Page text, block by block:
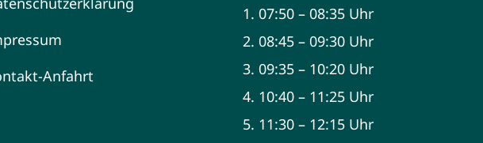
Anfahrt
1. 07:50 – 08:35 Uhr
2. 08:45 – 09:30 Uhr
3. 09:35 – 10:20 Uhr
4. 10:40 – 11:25 Uhr
5. 11:30 – 12:15 Uhr